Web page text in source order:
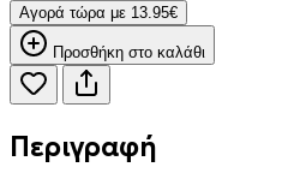
Aγορά τώρα με 13.95€
Προσθήκη στο καλάθι
Περιγραφή